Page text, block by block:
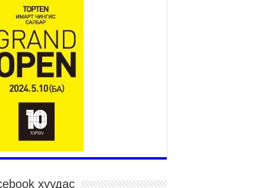
оны 7 сар 15 / 11 цаг 07 минут
их сурын харваанд 850 харваач цэц
сорьж байна
оны 7 сар 15 / 11 цаг 03 минут
цэнгэлдэхийн эргэн тойронд
оны 7 сар 15 / 10 цаг 58 минут
их баяр наадмын шагайн харваа
хүрэгчдийн багийн харваагаар
байна
оны 7 сар 15 / 10 цаг 52 минут
их баяр наадмын хүчит бөхийн
хуудас